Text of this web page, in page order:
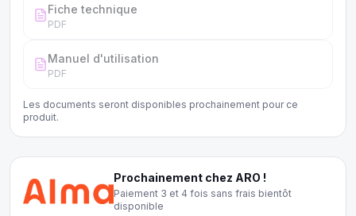
Fiche technique
PDF
Manuel d'utilisation
PDF
Les documents seront disponibles prochainement pour ce
produit.
Prochainement chez ARO !
Paiement 3 et 4 fois sans frais bientôt
disponible